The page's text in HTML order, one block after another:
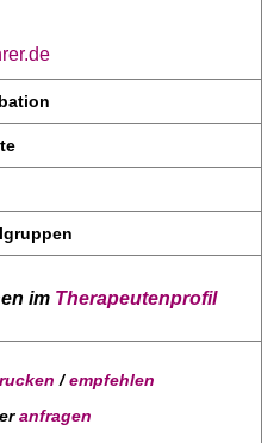
im Therapeutenprofil
/empfehlen
anfragen